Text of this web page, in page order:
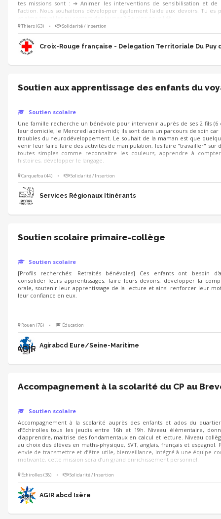
tes missions sont : ➔ Animer les interventions de sensibilisation et de
l’action. Nous souhaitons développer également l'aide aux devoirs. Tu es
Thiers (63) • Solidarité / Insertion
Croix-Rouge française - Delegation Territoriale Du Puy
Soutien aux apprentissage des enfants du
Soutien scolaire
Une famille recherche un bénévole pour intervenir auprès de ses 2 fils (6
leur domicile, le Mercredi après-midi; ils sont dans un parcours de soin car
troubles du neurodéveloppement. Le souhait de la maman est que
venir leur faire faire des activités de manipulation, les faire "travailler" sur
toutes simples comme reconnaitre les couleurs, apprendre à
histoires, développer le langage.
Carquefou (44) • Solidarité / Insertion
Services Régionaux Itinérants
Soutien scolaire primaire-collège
Soutien scolaire
[Profils recherchés: Retraités bénévoles] Ces enfants ont besoin
consolider leurs apprentissages, faire leurs devoirs, développer la
orale, soutenir leur apprentissage de la lecture et ainsi renforcer leur
leur confiance en eux.
Rouen (76) • Éducation
Agirabcd Eure/Seine-Maritime
Accompagnement à la scolarité du CP au
Soutien scolaire
Accompagnement à la scolarité auprès des enfants et ados du
d’Echirolles tous les jeudis entre 16h et 19h. Niveau élémentaire,
d'apprendre, maitrise des fondamentaux en calcul et lecture. Niveau
au choix des élèves en maths-physique, SVT, anglais, français et espagnol.
envie de transmettre et d’être utile, bienveillance, intégré à une équipe
motivante, cette mission sera d’un grand enrichissement personnel.
Échirolles (38) • Solidarité / Insertion
AGIR abcd Isère